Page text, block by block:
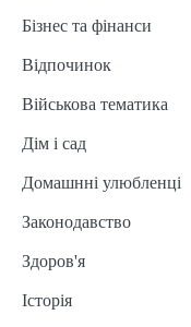
Бізнес та фінанси
Відпочинок
Військова тематика
Дім і сад
Домашнні улюбленці
Законодавство
Здоров'я
Історія